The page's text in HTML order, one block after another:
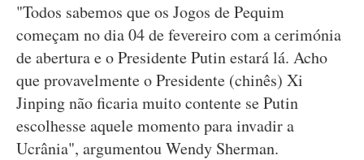
"Todos sabemos que os Jogos de Pequim
começam no dia 04 de fevereiro com a cerimónia
de abertura e o Presidente Putin estará lá. Acho
que provavelmente o Presidente (chinês) Xi
Jinping não ficaria muito contente se Putin
escolhesse aquele momento para invadir a
Ucrânia", argumentou Wendy Sherman.